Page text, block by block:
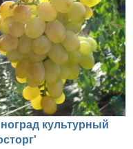
культурный